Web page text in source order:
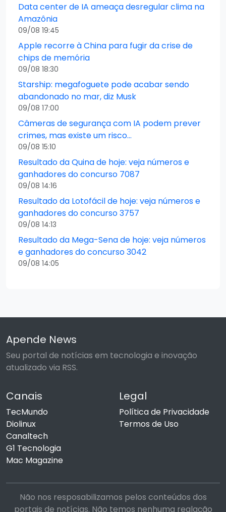
Data center de IA ameaça desregular clima na
Amazônia
09/08 19:45
Apple recorre à China para fugir da crise de
chips de memória
09/08 18:30
Starship: megafoguete pode acabar sendo
abandonado no mar, diz Musk
09/08 17:00
Câmeras de segurança com IA podem prever
crimes, mas existe um risco…
09/08 15:10
Resultado da Quina de hoje: veja números e
ganhadores do concurso 7087
09/08 14:16
Resultado da Lotofácil de hoje: veja números e
ganhadores do concurso 3757
09/08 14:13
Resultado da Mega-Sena de hoje: veja números
e ganhadores do concurso 3042
09/08 14:05
Apende News
Seu portal de notícias em tecnologia e inovação
atualizado via RSS.
Canais
TecMundo
Diolinux
Canaltech
G1 Tecnologia
Mac Magazine
Legal
Política de Privacidade
Termos de Uso
Não nos resposabilizamos pelos conteúdos dos
portais de notícias. Não temos nenhuma realação